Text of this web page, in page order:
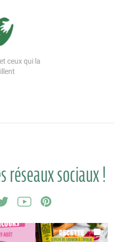
ceux qui la
réseaux sociaux !